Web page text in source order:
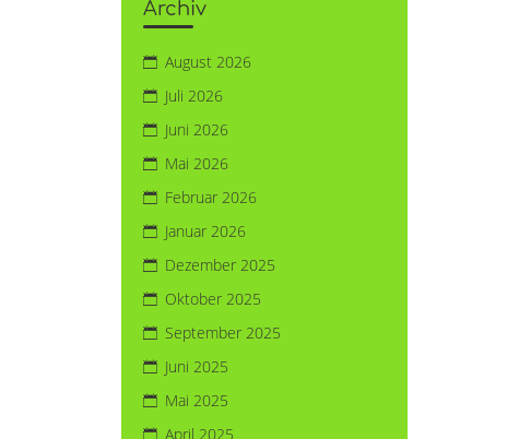
Archiv
August 2026
Juli 2026
Juni 2026
Mai 2026
Februar 2026
Januar 2026
Dezember 2025
Oktober 2025
September 2025
Juni 2025
Mai 2025
April 2025